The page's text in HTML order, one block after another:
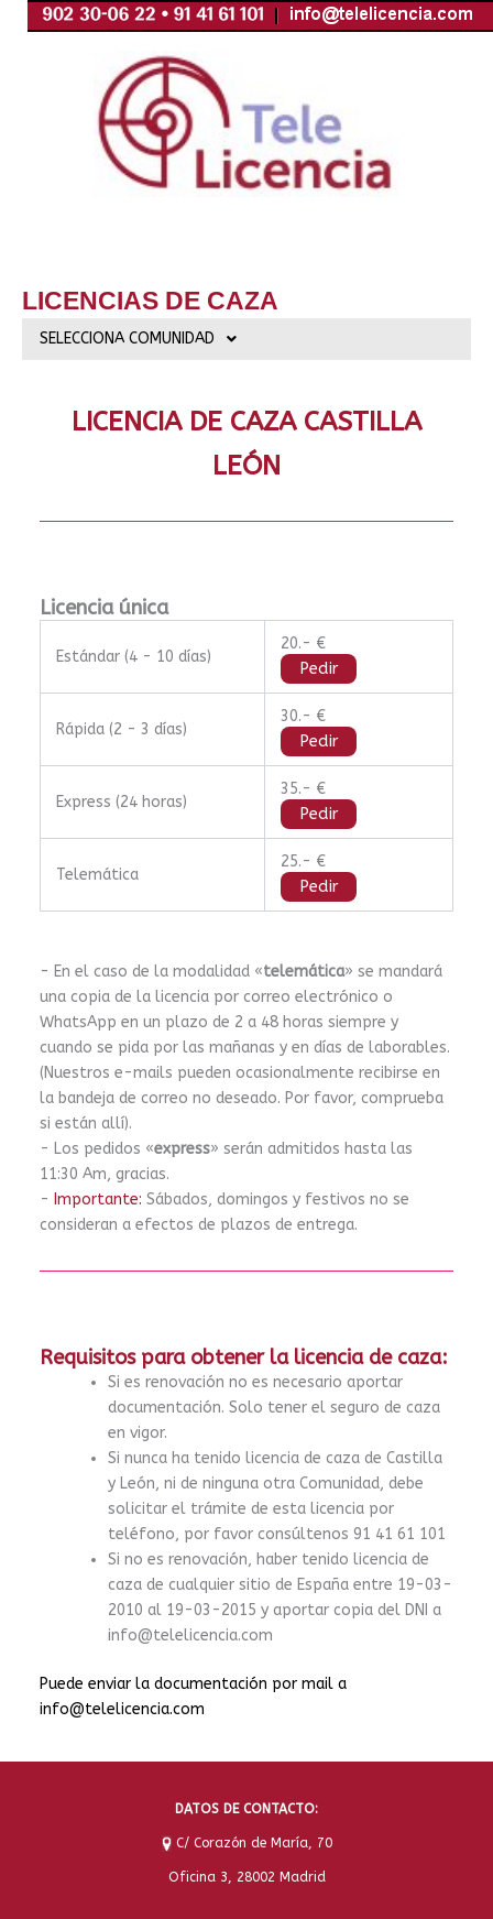
LICENCIAS DE CAZA
SELECCIONA COMUNIDAD
LICENCIA DE CAZA CASTILLA
LEÓN
Licencia única
Estándar (4 - 10 días)
20.- €
Pedir
Rápida (2 - 3 días)
30.- €
Pedir
Express (24 horas)
35.- €
Pedir
Telemática
25.- €
Pedir
- En el caso de la modalidad «telemática» se mandará
una copia de la licencia por correo electrónico o
WhatsApp en un plazo de 2 a 48 horas siempre y
cuando se pida por las mañanas y en días de laborables.
(Nuestros e-mails pueden ocasionalmente recibirse en
la bandeja de correo no deseado. Por favor, comprueba
si están allí).
- Los pedidos «express» serán admitidos hasta las
11:30 Am, gracias.
- Importante: Sábados, domingos y festivos no se
consideran a efectos de plazos de entrega.
Requisitos para obtener la licencia de caza:
Si es renovación no es necesario aportar
documentación. Solo tener el seguro de caza
en vigor.
Si nunca ha tenido licencia de caza de Castilla
y León, ni de ninguna otra Comunidad, debe
solicitar el trámite de esta licencia por
teléfono, por favor consúltenos 91 41 61 101
Si no es renovación, haber tenido licencia de
caza de cualquier sitio de España entre 19-03-
2010 al 19-03-2015 y aportar copia del DNI a
info@telelicencia.com
Puede enviar la documentación por mail a
info@telelicencia.com
DATOS DE CONTACTO:
C/ Corazón de María, 70
Oficina 3, 28002 Madrid